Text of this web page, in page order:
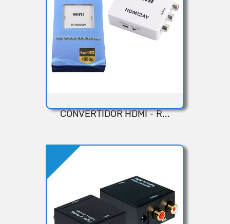
Añadir
CONVERTIDOR HDMI - R...
Añadir